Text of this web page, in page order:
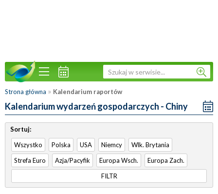
Strona główna » Kalendarium raportów
Kalendarium wydarzeń gospodarczych - Chiny
Sortuj:
Wszystko
Polska USA Niemcy
Wlk. Brytania
Strefa Euro
Azja/Pacyfik Europa Wsch.
Europa Zach.
FILTR